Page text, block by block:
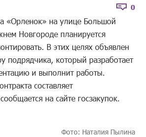
0
«Орленок» на улице Большой
Новгороде планируется
В этих целях объявлен
подрядчика, который разработает
и выполнит работы.
составляет
на сайте госзакупок.
Фото: Наталия Пылина